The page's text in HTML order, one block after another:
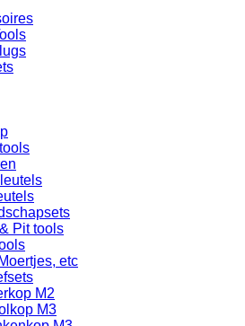
Pit tools
etc
M2
M3